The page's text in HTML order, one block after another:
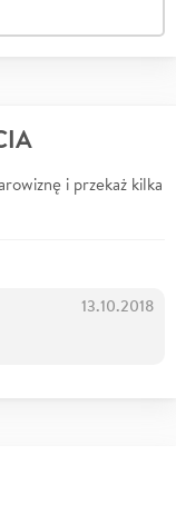
i przekaż kilka
13.10.2018